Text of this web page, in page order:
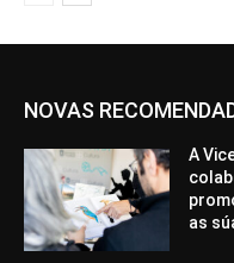
NOVAS
A
as